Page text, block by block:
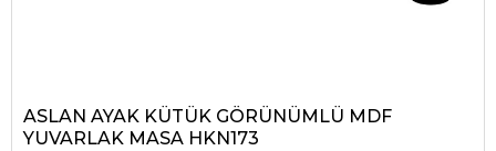
ASLAN AYAK KÜTÜK GÖRÜNÜMLÜ MDF
YUVARLAK MASA HKN173